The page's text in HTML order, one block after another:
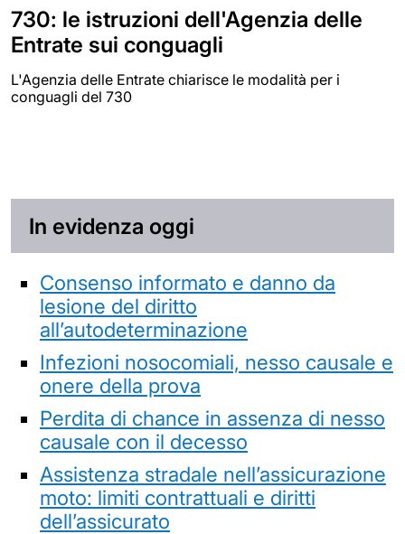
730: le istruzioni dell'Agenzia delle
Entrate sui conguagli
L'Agenzia delle Entrate chiarisce le modalità per i
conguagli del 730
In evidenza oggi
Consenso informato e danno da
lesione del diritto
all’autodeterminazione
Infezioni nosocomiali, nesso causale e
onere della prova
Perdita di chance in assenza di nesso
causale con il decesso
Assistenza stradale nell’assicurazione
moto: limiti contrattuali e diritti
dell’assicurato